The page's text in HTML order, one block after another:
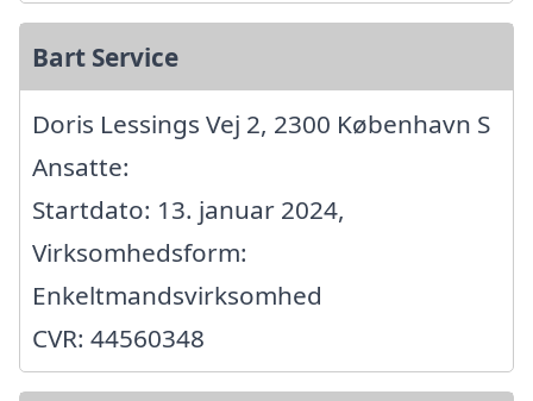
Bart Service
Doris Lessings Vej 2, 2300 København S
Ansatte:
Startdato: 13. januar 2024,
Virksomhedsform:
Enkeltmandsvirksomhed
CVR: 44560348